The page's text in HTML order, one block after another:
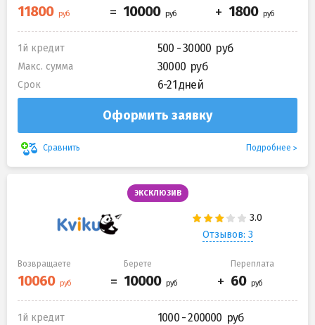
1й кредит 500 - 30000
Макс. сумма 30000
Срок 6-21 дней
Оформить заявку
Сравнить Подробнее
ЭКСКЛЮЗИВ
Отзывов: 3
Возвращаете Берете Переплата
1й кредит 1000 - 200000